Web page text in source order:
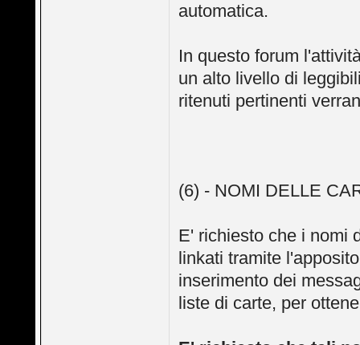
automatica.
In questo forum
un alto livello di
ritenuti pertinenti
(6) - NOMI DELLE
E' richiesto che i nomi
linkati tramite
inserimento dei
liste di carte, per